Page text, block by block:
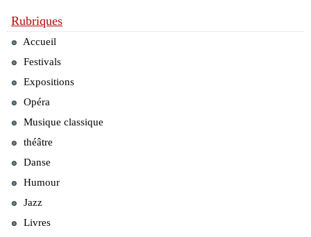
Rubriques
Accueil
Festivals
Expositions
Opéra
Musique classique
théâtre
Danse
Humour
Jazz
Livres